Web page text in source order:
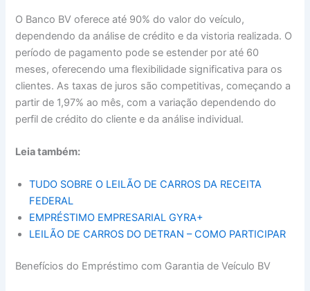
O Banco BV oferece até 90% do valor do veículo,
dependendo da análise de crédito e da vistoria realizada. O
período de pagamento pode se estender por até 60
meses, oferecendo uma flexibilidade significativa para os
clientes. As taxas de juros são competitivas, começando a
partir de 1,97% ao mês, com a variação dependendo do
perfil de crédito do cliente e da análise individual.
Leia também:
TUDO SOBRE O LEILÃO DE CARROS DA RECEITA
FEDERAL
EMPRÉSTIMO EMPRESARIAL GYRA+
LEILÃO DE CARROS DO DETRAN – COMO PARTICIPAR
Benefícios do Empréstimo com Garantia de Veículo BV